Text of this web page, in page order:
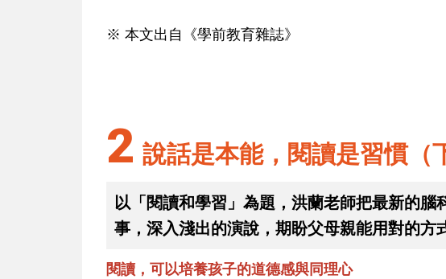
※ 本文出自《學前教育雜誌》
2 說話是本能，閱讀是習慣（
以「閱讀和學習」為題，洪蘭老師把最新的
事，深入淺出的演說，期盼父母親能用對的方
閱讀，可以培養孩子的道德感與同理心